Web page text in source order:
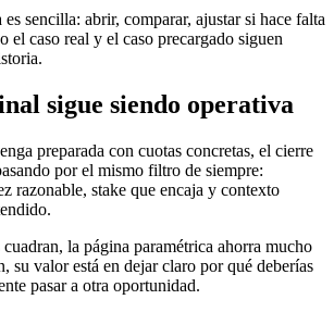
sencilla: abrir, comparar, ajustar si hace falta
el caso real y el caso precargado siguen
sigue siendo operativa
preparada con cuotas concretas, el cierre
por el mismo filtro de siempre:
razonable, stake que encaja y contexto
la página paramétrica ahorra mucho
su valor está en dejar claro por qué deberías
pasar a otra oportunidad.